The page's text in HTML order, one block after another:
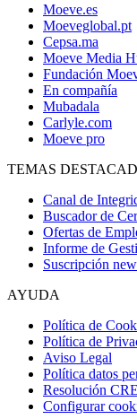
Moeve.es
Moeveglobal.pt
Cepsa.ma
Moeve Media
Fundación
En compañía
Mubadala
Carlyle.com
Moeve pro
TEMAS
Canal de
Buscador de
Ofertas de
Informe de
Suscripción
AYUDA
Política de
Política de
Aviso Legal
Política datos
Resolución
Configurar